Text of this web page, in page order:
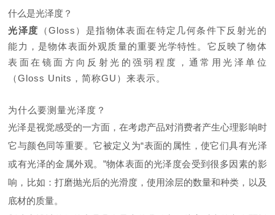
什么是光泽度？
光泽度 （Gloss）是指物体表面在特定几何条件下反射光的
能力，是物体表面外观质量的重要光学特性。它反映了物体
表面在镜面方向反射光的强弱程度，通常用光泽单位
（Gloss Units，简称GU）来表示。
为什么要测量光泽度？
光泽是视觉感受的一方面，在考虑产品对消费者产生心理影响时
它与颜色同等重要。它被定义为“表面的属性，使它们具有光泽
或有光泽的金属外观。”物体表面的光泽度会受到很多因素的影
响，比如：打磨抛光后的光滑度，使用涂层的数量和种类，以及
底材的质量。